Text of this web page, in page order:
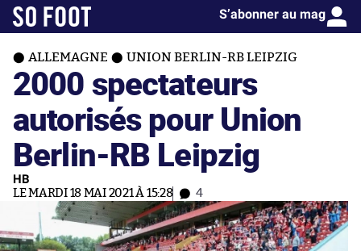
S’abonner au mag
ALLEMAGNE UNION BERLIN-RB LEIPZIG
2000 spectateurs
autorisés pour Union
Berlin-RB Leipzig
HB
LE MARDI 18 MAI 2021 À 15:28 4